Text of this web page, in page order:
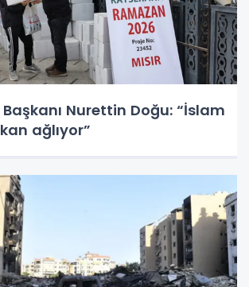
Nurettin Doğu: “İslam
ağlıyor”